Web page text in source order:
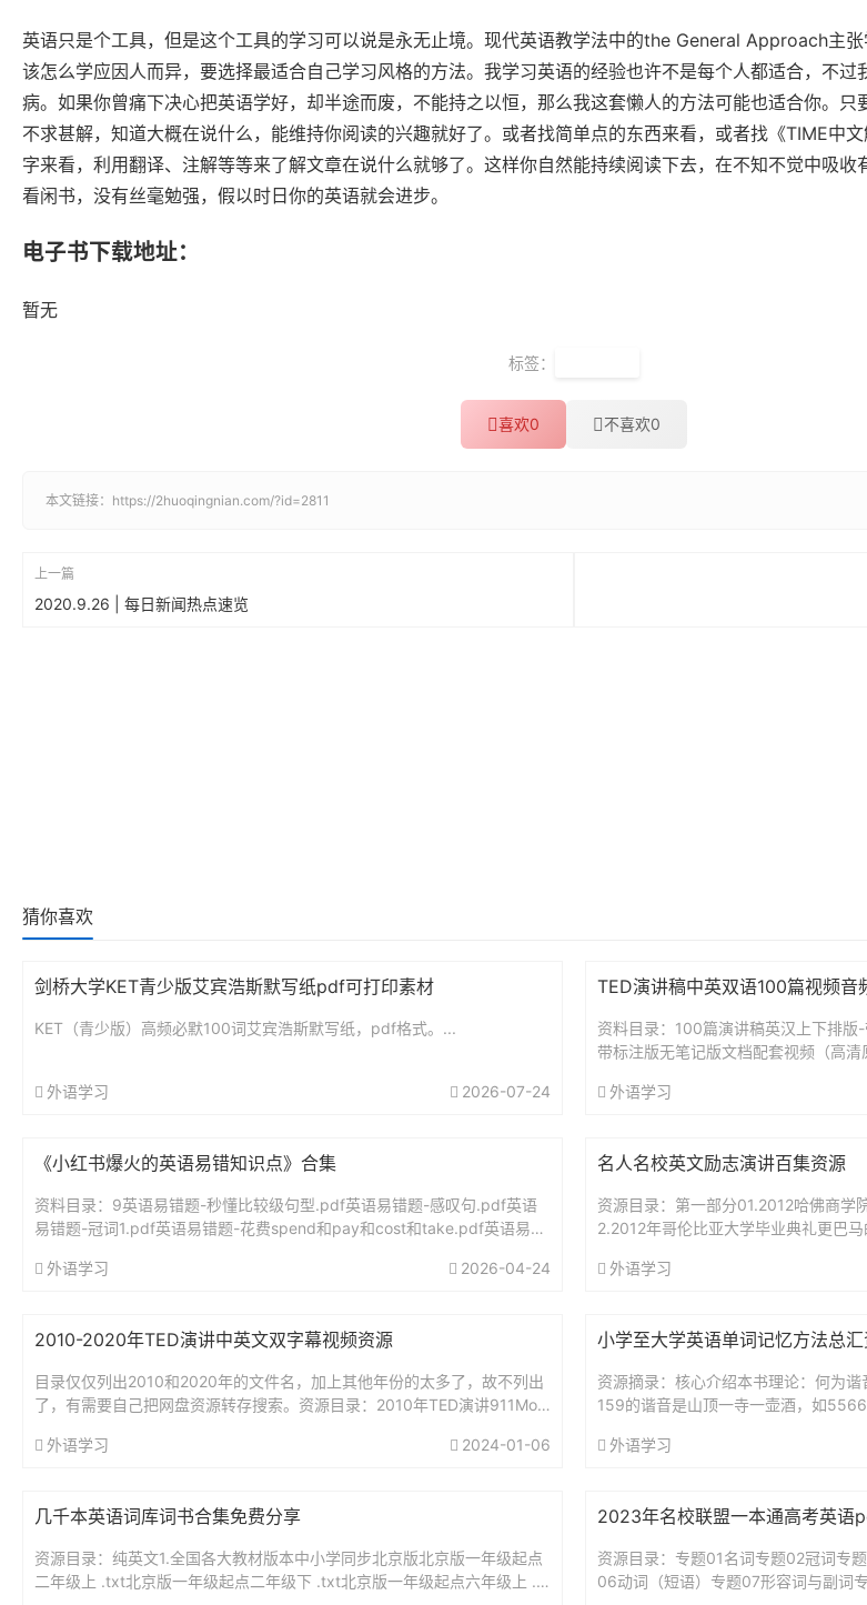
英语只是个工具，但是这个工具的学习可以说是永无止境。现代英语教学法中的the General Approach主张
该怎么学应因人而异，要选择最适合自己学习风格的方法。我学习英语的经验也许不是每个人都适合，不过
病。如果你曾痛下决心把英语学好，却半途而废，不能持之以恒，那么我这套懒人的方法可能也适合你。只
不求甚解，知道大概在说什么，能维持你阅读的兴趣就好了。或者找简单点的东西来看，或者找《TIME中
字来看，利用翻译、注解等等来了解文章在说什么就够了。这样你自然能持续阅读下去，在不知不觉中吸
看闲书，没有丝毫勉强，假以时日你的英语就会进步。
电子书下载地址：
暂无
标签：
喜欢0 不喜欢0
本文链接： https://2huoqingnian.com/?id=2811
上一篇
2020.9.26 | 每日新闻热点速览
猜你喜欢
剑桥大学KET青少版艾宾浩斯默写纸pdf可打印素材
KET（青少版）高频必默100词艾宾浩斯默写纸，pdf格式。...
外语学习 2026-07-24
TED演讲稿中英双语100篇视频音
资料目录：100篇演讲稿英汉上下排
带标注版无笔记版文档配套视频（高
外语学习
《小红书爆火的英语易错知识点》合集
资料目录：9英语易错题-秒懂比较级句型.pdf英语易错题-感叹句.pdf英语
易错题-冠词1.pdf英语易错题-花费spend和pay和cost和take.pdf英语易错
外语学习
2026-04-24
名人名校英文励志演讲百集资源
资源目录：第一部分01.2012哈佛商学
2.2012年哥伦比亚大学毕业典礼更巴
外语学习
2010-2020年TED演讲中英文双字幕视频资源
目录仅仅列出2010和2020年的文件名，加上其他年份的太多了，故不列出
了，有需要自己把网盘资源转存搜索。资源目录：2010年TED演讲911Mot
外语学习
2024-01-06
小学至大学英语单词记忆方法总
资源摘录：核心介绍本书理论：何为
159的谐音是山顶一寺一壶酒，如
外语学习
几千本英语词库词书合集免费分享
资源目录：纯英文1.全国各大教材版本中小学同步北京版北京版一年级起点
二年级上 .txt北京版一年级起点二年级下 .txt北京版一年级起点六年级上 .tx
2023年名校联盟一本通高考英语
资源目录：专题01名词专题02冠词专
06动词（短语）专题07形容词与副词